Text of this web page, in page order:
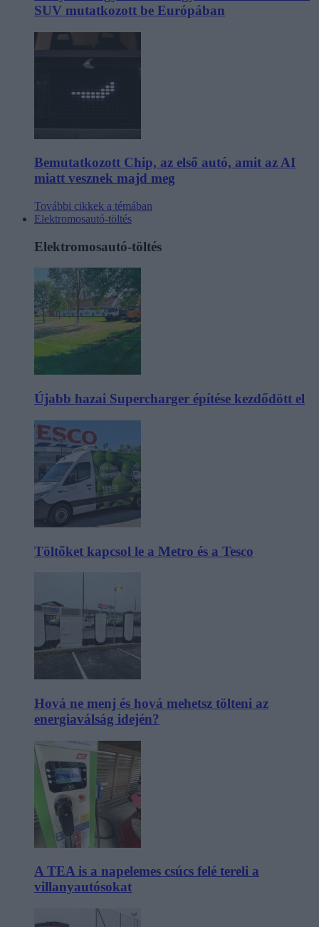
SUV mutatkozott be Európában
Bemutatkozott Chip, az első autó, amit az AI
miatt vesznek majd meg
További cikkek a témában
Elektromosautó-töltés
Elektromosautó-töltés
Újabb hazai Supercharger építése kezdődött el
Töltőket kapcsol le a Metro és a Tesco
Hová ne menj és hová mehetsz tölteni az
energiaválság idején?
A TEA is a napelemes csúcs felé tereli a
villanyautósokat